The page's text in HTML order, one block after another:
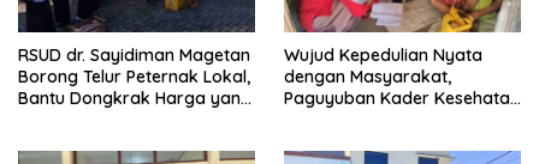
RSUD dr. Sayidiman Magetan
Borong Telur Peternak Lokal,
Bantu Dongkrak Harga yang
Wujud Kepedulian Nyata
dengan Masyarakat,
Paguyuban Kader Kesehatan